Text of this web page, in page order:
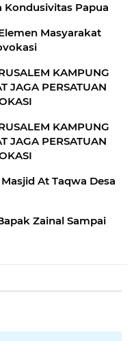
Kondusivitas Papua
Masyarakat
KAMPUNG
JAGA PERSATUAN
KAMPUNG
JAGA PERSATUAN
At Taqwa Desa
Zainal Sampai